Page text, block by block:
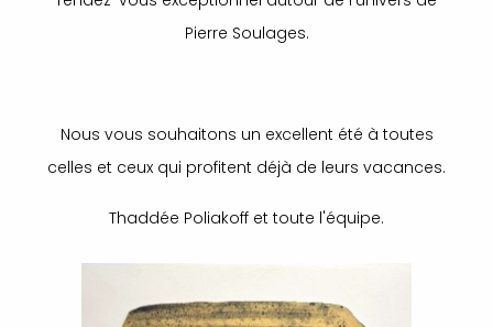
Pierre Soulages.
Nous vous souhaitons un excellent été à toutes
celles et ceux qui profitent déjà de leurs vacances.
Thaddée Poliakoff et toute l'équipe.